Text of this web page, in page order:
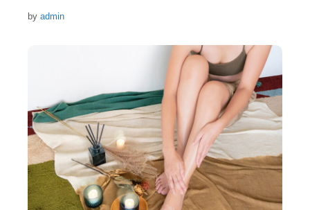
by admin